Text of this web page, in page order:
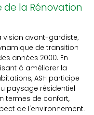
la Rénovation
vision avant-gardiste,
de transition
années 2000. En
à améliorer la
ASH participe
paysage résidentiel
termes de confort,
de l'environnement.